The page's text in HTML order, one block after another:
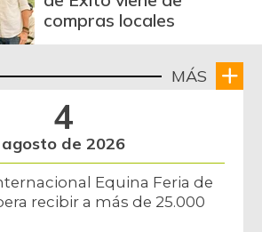
compras locales
MÁS
4
agosto de 2026
Equina Feria de
recibir a más de 25.000